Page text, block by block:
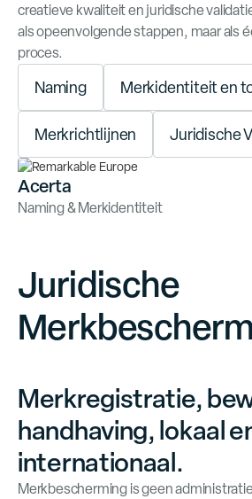
creatieve kwaliteit en juridische
als opeenvolgende stappen, maar als
proces.
Naming Merkidentiteitent
Merkrichtlijnen JuridischeV
Acerta
Naming & Merkidentiteit
Juridische
Merkregistratie,
handhaving, lokaal
internationaal.
Merkbescherming is geen